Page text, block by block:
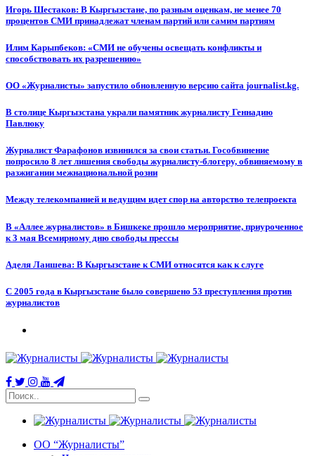
Игорь Шестаков: В Кыргызстане, по разным оценкам, не менее 70
процентов СМИ принадлежат членам партий или самим партиям
Илим Карыпбеков: «СМИ не обучены освещать конфликты и
способствовать их разрешению»
ОО «Журналисты» запустило обновленную версию сайта journalist.kg.
В столице Кыргызстана украли памятник журналисту Геннадию
Павлюку
Журналист Фарафонов извинился за свои статьи. Гособвинение
попросило 8 лет лишения свободы журналисту-блогеру, обвиняемому в
разжигании межнациональной розни
Между телекомпанией и ведущим идет спор на авторство телепроекта
В «Аллее журналистов» в Бишкеке прошло мероприятие, приуроченное
к 3 мая Всемирному дню свободы прессы
Аделя Лаишева: В Кыргызстане к СМИ относятся как к слуге
С 2005 года в Кыргызстане было совершено 53 преступления против
журналистов
ОО “Журналисты”